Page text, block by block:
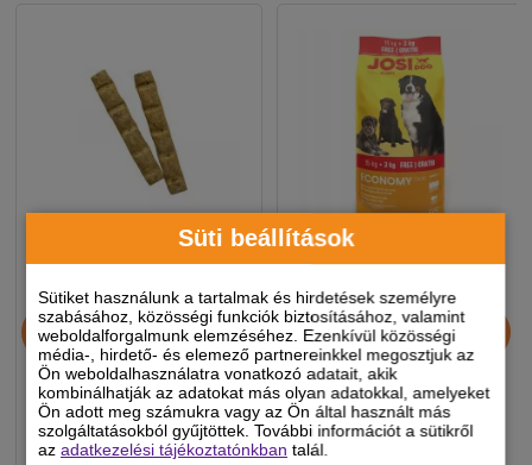
Süti beállítások
Sütiket használunk a tartalmak és hirdetések személyre
szabásához, közösségi funkciók biztosításához, valamint
weboldalforgalmunk elemzéséhez. Ezenkívül közösségi
média-, hirdető- és elemező partnereinkkel megosztjuk az
Ön weboldalhasználatra vonatkozó adatait, akik
kombinálhatják az adatokat más olyan adatokkal, amelyeket
Ön adott meg számukra vagy az Ön által használt más
szolgáltatásokból gyűjtöttek. További információt a sütikről
azadatkezelési tájékoztatónkban talál.
Chicopee HNL Protein Bar
jutalomfalat 25g
890 Ft
-5%
JosiDog Economy
kutyatáp 15+3kg
11 990 Ft